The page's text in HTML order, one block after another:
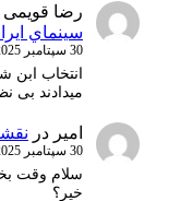
رضا قویمی
سينماي
30 سپتامبر 2025
انتخاب
میدادند بی
امیر در
30 سپتامبر 2025
سلام وقت
خیر؟